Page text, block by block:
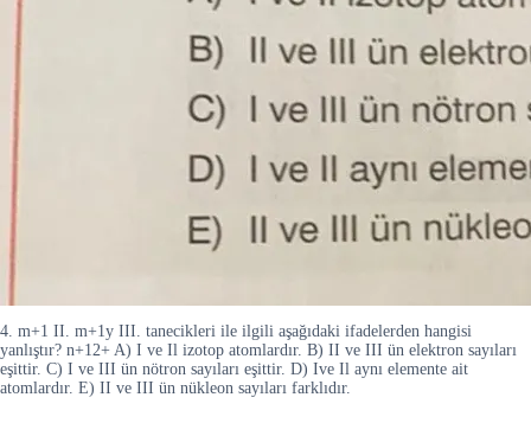
4. m+1 II. m+1y III. tanecikleri ile ilgili aşağıdaki ifadelerden hangisi
yanlıştır? n+12+ A) I ve Il izotop atomlardır. B) II ve III ün elektron sayıları
eşittir. C) I ve III ün nötron sayıları eşittir. D) Ive Il aynı elemente ait
atomlardır. E) II ve III ün nükleon sayıları farklıdır.